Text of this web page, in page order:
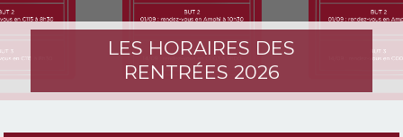
LES HORAIRES DES
RENTRÉES 2026